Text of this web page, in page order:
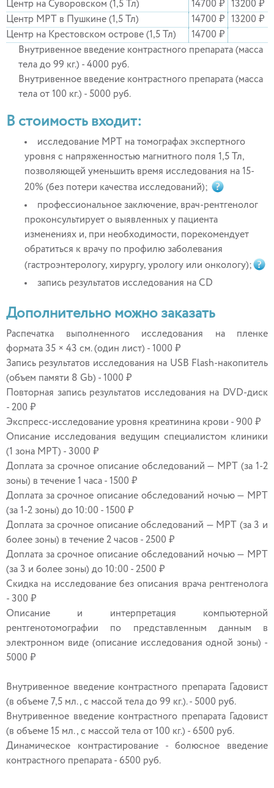
Центр на Суворовском (1,5 Тл)
14700 ₽
13200 ₽
Центр МРТ в Пушкине (1,5 Тл)
14700 ₽
13200 ₽
Центр на Крестовском острове (1,5 Тл)
14700 ₽
Внутривенное введение контрастного препарата (масса
тела до 99 кг.) - 4000 руб.
Внутривенное введение контрастного препарата (масса
тела от 100 кг.) - 5000 руб.
В стоимость входит:
исследование МРТ на томографах экспертного
уровня с напряженностью магнитного поля 1,5 Тл,
позволяющей уменьшить время исследования на 15-
20% (без потери качества исследований);
профессиональное заключение, врач-рентгенолог
проконсультирует о выявленных у пациента
изменениях и, при необходимости, порекомендует
обратиться к врачу по профилю заболевания
(гастроэнтерологу, хирургу, урологу или онкологу);
запись результатов исследования на CD
Дополнительно можно заказать
Распечатка выполненного исследования на пленке
формата 35 × 43 см. (один лист) - 1000 ₽
Запись результатов исследования на USB Flash-накопитель
(объем памяти 8 Gb) - 1000 ₽
Повторная запись результатов исследования на DVD-диск
- 200 ₽
Экспресс-исследование уровня креатинина крови - 900 ₽
Описание исследования ведущим специалистом клиники
(1 зона МРТ) - 3000 ₽
Доплата за срочное описание обследований — МРТ (за 1-2
зоны) в течение 1 часа - 1500 ₽
Доплата за срочное описание обследований ночью — МРТ
(за 1-2 зоны) до 10:00 - 1500 ₽
Доплата за срочное описание обследований — МРТ (за 3 и
более зоны) в течение 2 часов - 2500 ₽
Доплата за срочное описание обследований ночью — МРТ
(за 3 и более зоны) до 10:00 - 2500 ₽
Скидка на исследование без описания врача рентгенолога
- 300 ₽
Описание и интерпретация компьютерной
рентгенотомографии по представленным данным в
электронном виде (описание исследования одной зоны) -
5000 ₽
Внутривенное введение контрастного препарата Гадовист
(в объеме 7,5 мл., с массой тела до 99 кг.). - 5000 руб.
Внутривенное введение контрастного препарата Гадовист
(в объеме 15 мл., с массой тела от 100 кг.) - 6500 руб.
Динамическое контрастирование - болюсное введение
контрастного препарата - 6500 руб.